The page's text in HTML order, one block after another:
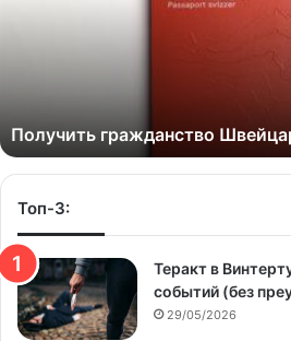
Получить гражданство
Топ-3:
Теракт в
событий (без
29/05/2026